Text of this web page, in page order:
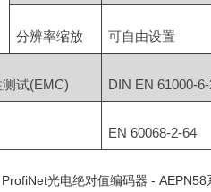
分辨率缩放 可自由设置
试(EMC) DIN EN 61000-
EN 60068-2-64
ProfiNet光电绝对值编码器 - AEPN58